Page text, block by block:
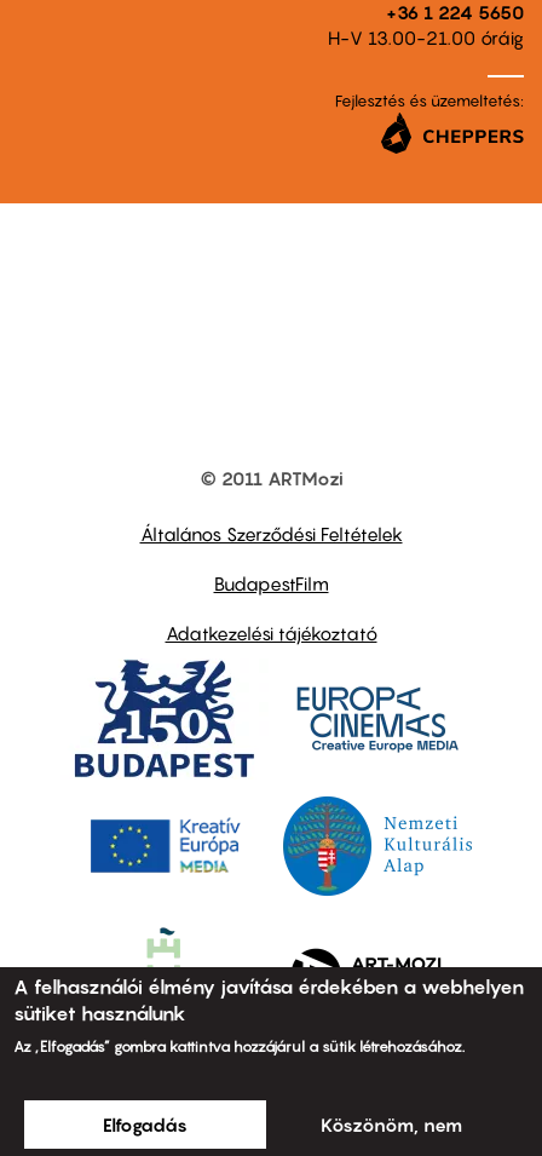
+36 1 224 5650
H-V 13.00-21.00 óráig
Fejlesztés és üzemeltetés:
© 2011 ARTMozi
Általános Szerződési Feltételek
BudapestFilm
Adatkezelési tájékoztató
A felhasználói élmény javítása érdekében a webhelyen
sütiket használunk
Az „Elfogadás” gombra kattintva hozzájárul a sütik létrehozásához.
Elfogadás Köszönöm, nem